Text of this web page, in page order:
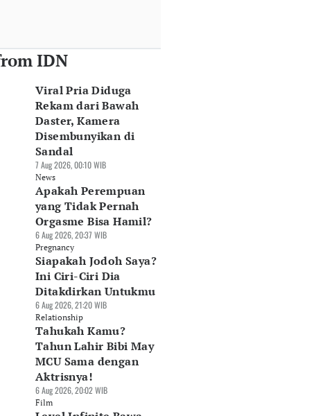
IDN
Viral Pria Diduga
Rekam dari Bawah
Daster, Kamera
Disembunyikan di
Sandal
7 Aug 2026, 00:10 WIB
News
Apakah Perempuan
yang Tidak Pernah
Orgasme Bisa Hamil?
6 Aug 2026, 20:37 WIB
Pregnancy
Siapakah Jodoh Saya?
Ini Ciri-Ciri Dia
Ditakdirkan Untukmu
6 Aug 2026, 21:20 WIB
Relationship
Tahukah Kamu?
Tahun Lahir Bibi May
MCU Sama dengan
Aktrisnya!
6 Aug 2026, 20:02 WIB
Film